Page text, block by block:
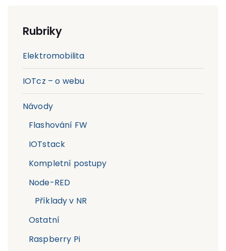
Rubriky
Elektromobilita
IOTcz – o webu
Návody
Flashování FW
IOTstack
Kompletní postupy
Node-RED
Příklady v NR
Ostatní
Raspberry Pi